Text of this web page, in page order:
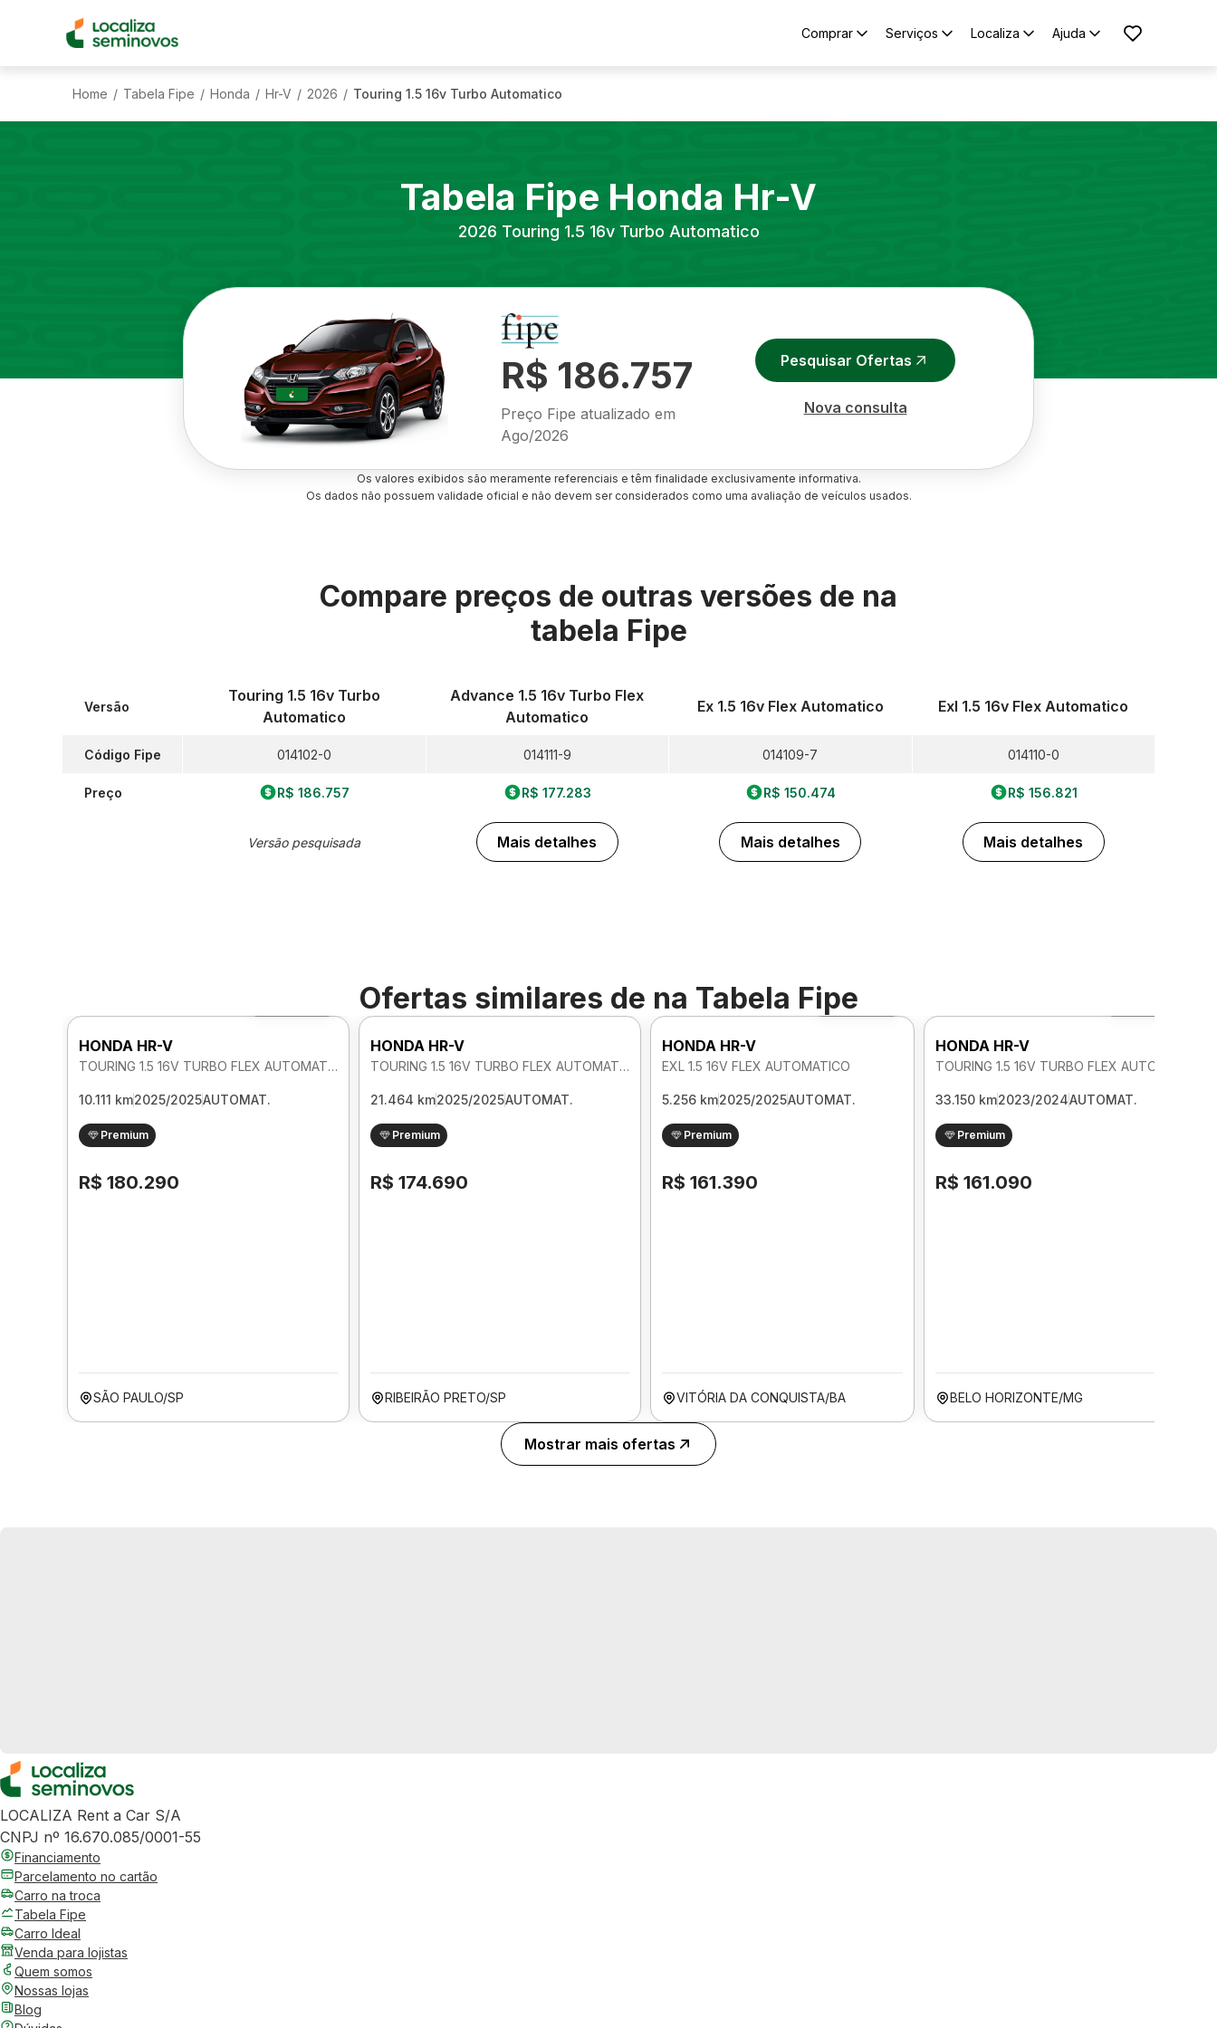
Comprar Serviços Localiza Ajuda
Home / Tabela Fipe / Honda / Hr-V / 2026 / Touring 1.5 16v Turbo Automatico
Tabela Fipe Honda Hr-V
2026 Touring 1.5 16v Turbo Automatico
R$ 186.757
Preço Fipe atualizado em
Ago/2026
Pesquisar Ofertas
Nova consulta
Os valores exibidos são meramente referenciais e têm finalidade exclusivamente informativa.
Os dados não possuem validade oficial e não devem ser considerados como uma avaliação de veículos usados.
Compare preços de outras versões de na
tabela Fipe
Versão
Código Fipe
Preço
Touring 1.5 16v Turbo
Automatico
014102-0
R$ 186.757
Versão pesquisada
Advance 1.5 16v Turbo Flex
Automatico
014111-9
R$ 177.283
Mais detalhes
Ex 1.5 16v Flex Automatico
014109-7
R$ 150.474
Mais detalhes
Exl 1.5 16v Flex Automatico
014110-0
R$ 156.821
Mais detalhes
Ofertas similares de na Tabela Fipe
HONDA HR-V
TOURING 1.5 16V TURBO FLEX AUTOMATICO
10.111 km2025/2025AUTOMAT.
Premium
R$ 180.290
SÃO PAULO/SP
HONDA HR-V
TOURING 1.5 16V TURBO FLEX AUTOMATICO
21.464 km2025/2025AUTOMAT.
Premium
R$ 174.690
RIBEIRÃO PRETO/SP
Foto 360º
HONDA HR-V
EXL 1.5 16V FLEX AUTOMATICO
5.256 km2025/2025AUTOMAT.
Premium
R$ 161.390
VITÓRIA DA CONQUISTA/BA
HONDA HR-V
33.150 km2023/2024AUTOMAT.
Premium
R$ 161.090
BELO HORIZONTE/MG
Mostrar mais ofertas
LOCALIZA Rent a Car S/A
CNPJ nº 16.670.085/0001-55
Financiamento
Parcelamento no cartão
Carro na troca
Tabela Fipe
Carro Ideal
Venda para lojistas
Quem somos
Nossas lojas
Blog